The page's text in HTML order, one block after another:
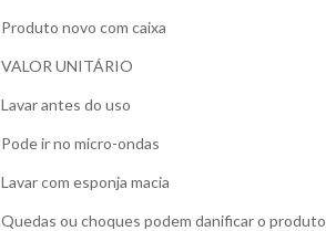
Produto novo com caixa
VALOR UNITÁRIO
Lavar antes do uso
Pode ir no micro-ondas
Lavar com esponja macia
Quedas ou choques podem danificar o produto